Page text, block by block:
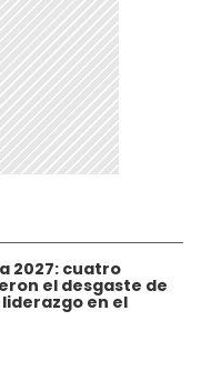
2027: cuatro
el desgaste de
liderazgo en el